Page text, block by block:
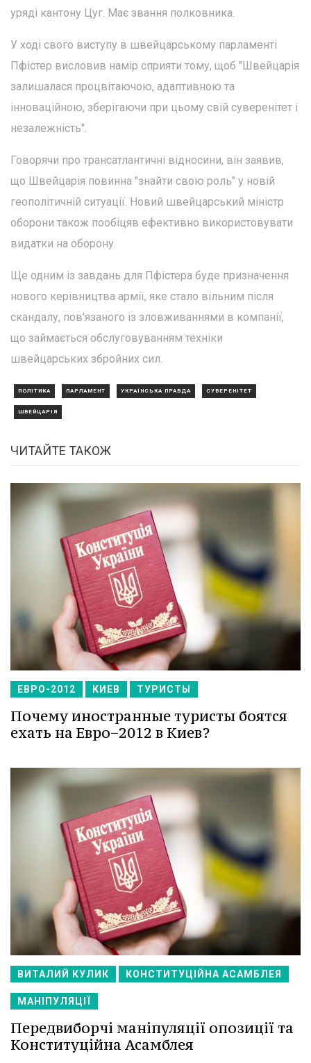
уряді кантону Цуг. Має звання полковника.
У ході свого виступу в швейцарському парламенті
Пфістер висловив намір сприяти тому, щоб "Швейцарія
залишалася процвітаючою, адаптивною та
інноваційною, зберігаючи при цьому свій суверенітет і
незалежність".
Говорячи про трансатлантичні відносини, він заявив,
що Швейцарія повинна "знайти свою роль" у новій
геополітичній ситуації. Новий швейцарський міністр
оборони також пообіцяв ефективно використовувати
видатки на оборону.
Ще одним із завдань для Пфістера буде призначення
нового керівництва армії, яке стало вільним після
скандалу, пов'язаного із зловживаннями в компанії,
що займається обслуговуванням техніки
швейцарських збройних сил.
ПОЛІТИКА ПАРЛАМЕНТ УКРАЇНСЬКА ПРАВДА СУВЕРЕНІТЕТ
ШВЕЙЦАРІЯ
ЧИТАЙТЕ ТАКОЖ
ЕВРО-2012 КИЕВ ТУРИСТЫ
Почему иностранные туристы боятся
ехать на Евро−2012 в Киев?
ВИТАЛИЙ КУЛИК КОНСТИТУЦІЙНА АСАМБЛЕЯ
МАНІПУЛЯЦІЇ
Передвиборчі маніпуляції опозиції та
Конституційна Асамблея